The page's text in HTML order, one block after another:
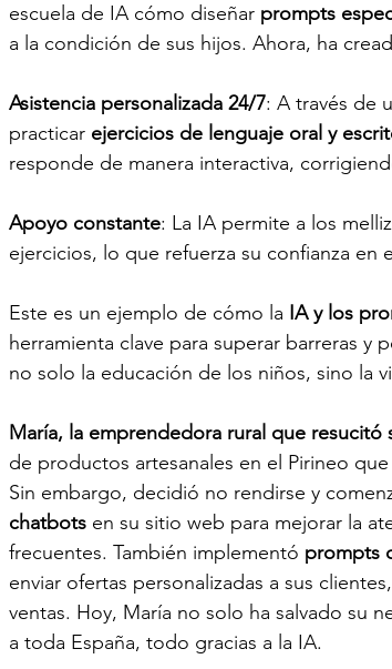
escuela de IA cómo diseñar prompts
a la condición de sus hijos. Ahora, ha
Asistencia personalizada 24/7: A través de
practicar ejercicios de lenguaje oral y
responde de manera interactiva,
Apoyo constante: La IA permite a los
ejercicios, lo que refuerza su confianza en
Este es un ejemplo de cómo la IA y los
herramienta clave para superar barreras y
no solo la educación de los niños, sino la
María, la emprendedora rural que resucitó
de productos artesanales en el Pirineo
Sin embargo, decidió no rendirse y
chatbots en su sitio web para mejorar la
frecuentes. También implementó prompts
enviar ofertas personalizadas a sus
ventas. Hoy, María no solo ha salvado su
a toda España, todo gracias a la IA.